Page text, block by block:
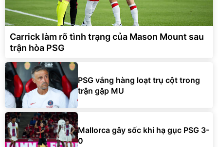
Carrick làm rõ tình trạng của Mason Mount sau
trận hòa PSG
PSG vắng hàng loạt trụ cột trong
trận gặp MU
Mallorca gây sốc khi hạ gục PSG 3-
0